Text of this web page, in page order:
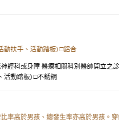
動扶手、活動踏板) □鋁合
經科或身障 醫療相關科別醫師開立
活動踏板) □不銹鋼
率高於男孩、總發生率亦高於男孩。